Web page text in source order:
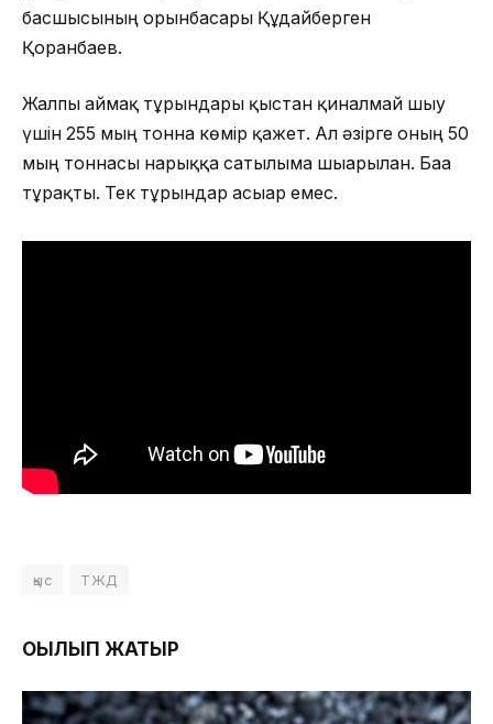
басшысының орынбасары Құдайберген
Қорғанбаев.
Жалпы аймақ тұрғындары қыстан қиналмай шығу
үшін 255 мың тонна көмір қажет. Ал әзірге оның 50
мың тоннасы нарыққа сатылымға шығарылған. Баға
тұрақты. Тек тұрғындар асығар емес.
қыс ТЖД
ОҚЫЛЫП ЖАТЫР